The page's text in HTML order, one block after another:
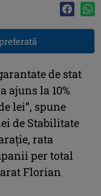
de stat
ajuns la 10%
lei”, spune
de Stabilitate
rata
per total
Florian